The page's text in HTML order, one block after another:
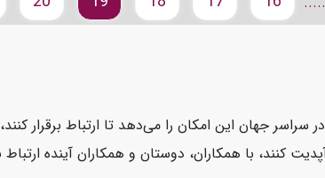
سراسر جهان این امکان را می‌دهد تا ارتباط برقرار
کنند، با همکاران، دوستان و همکاران آینده